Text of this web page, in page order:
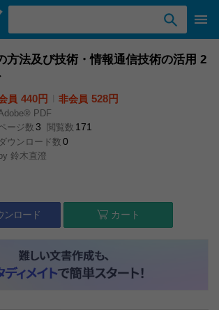
方法及び技術・情報通信技術の活用 2
員 440円 非会員 528円
PDF
ージ数 3 閲覧数 171
ダウンロード数 0
by 鈴木直澄
ンロード カート